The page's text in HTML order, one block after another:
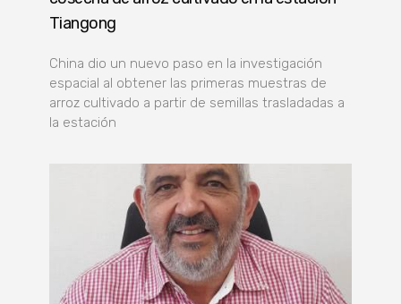
Tiangong
China dio un nuevo paso en la investigación
espacial al obtener las primeras muestras de
arroz cultivado a partir de semillas trasladadas a
la estación